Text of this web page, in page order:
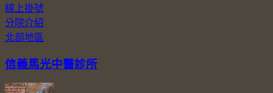
線上掛號
分院介紹
北部地區
信義馬光中醫診所